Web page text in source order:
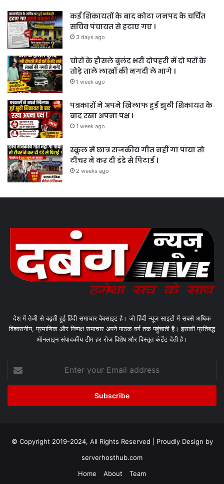
कई शिकायतों के बाद कोटा जनपद के चर्चित
सचिव पंचायत से हटाए गए ।
3 days ago
चोरों के हौसले बुलंद भरी दोपहरी में दो घरों के
तोड़े ताले लाखों की नगदी ले भागे ।
1 week ago
पत्रकारों ने अपने खिलाफ हुई झुठी शिकायत के
बाद रखा अपना पक्ष ।
1 week ago
स्कूल में छात्र राजकीय गीत नहीं गा पाया तो
टीचर ने कर दी डंडे से पिटाई ।
2 weeks ago
देश में तेजी से बढ़ती हुई हिंदी समाचार वेबसाइट है। जो हिंदी न्यूज साइटों में सबसे अधिक
विश्वसनीय, प्रमाणिक और निष्पक्ष समाचार अपने पाठक वर्ग तक पहुंचाती है। इसकी प्रतिबद्ध
ऑनलाइन संपादकीय टीम हर रोज विशेष और विस्तृत कंटेंट देती है।
your
Email
© Copyright 2019-2024, All Rights Reserved | Proudly Design by
serverhosthub.com
Home
About Team